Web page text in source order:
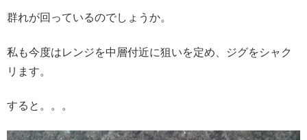
群れが回っているのでしょうか。
私も今度はレンジを中層付近に狙いを定め、ジグをシャク
リます。
すると。。。